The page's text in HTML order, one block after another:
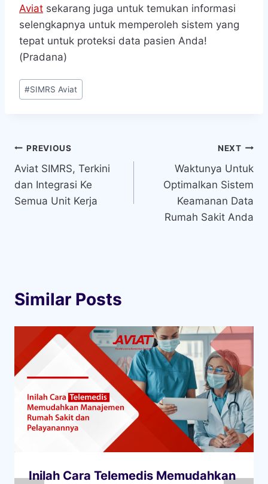
Aviat sekarang juga untuk temukan informasi
selengkapnya untuk memperoleh sistem yang
tepat untuk proteksi data pasien Anda!
(Pradana)
Post
Tags:
#SIMRS Aviat
Navigasi
pos
PREVIOUS
Aviat SIMRS, Terkini
dan Integrasi Ke
Semua Unit Kerja
NEXT
Waktunya Untuk
Optimalkan Sistem
Keamanan Data
Rumah Sakit Anda
Similar Posts
Inilah Cara Telemedis Memudahkan